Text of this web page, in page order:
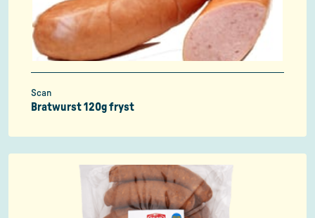
Scan
Bratwurst 120g fryst